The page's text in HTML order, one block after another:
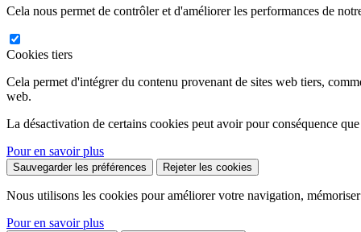
Cela nous permet de contrôler et d'améliorer les performances de
Cookies tiers
Cela permet d'intégrer du contenu provenant de sites web tiers,
web.
La désactivation de certains cookies peut avoir pour conséquence
Pour en savoir plus
Sauvegarder les préférences Rejeter les cookies
Nous utilisons les cookies pour améliorer votre navigation,
Pour en savoir plus